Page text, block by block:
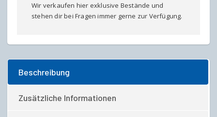
Wir verkaufen hier exklusive Bestände und
stehen dir bei Fragen immer gerne zur Verfügung.
Beschreibung
Zusätzliche Informationen